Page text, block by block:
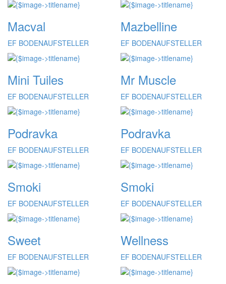
Macval
EF BODENAUFSTELLER
Mazbelline
EF BODENAUFSTELLER
Mini Tuiles
EF BODENAUFSTELLER
Mr Muscle
EF BODENAUFSTELLER
Podravka
EF BODENAUFSTELLER
Podravka
EF BODENAUFSTELLER
Smoki
EF BODENAUFSTELLER
Smoki
EF BODENAUFSTELLER
Sweet
EF BODENAUFSTELLER
Wellness
EF BODENAUFSTELLER